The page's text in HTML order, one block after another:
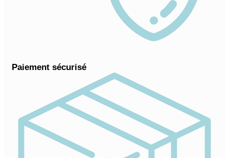
Paiement sécurisé